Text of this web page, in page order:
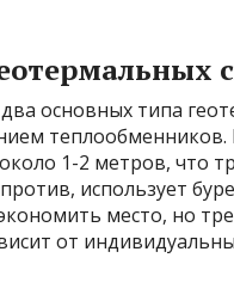
основных типа
теплообменников.
1-2 метров, что
использует
место, но
от